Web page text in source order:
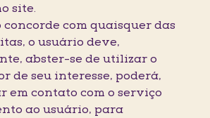
site.
concorde com quaisquer das
o usuário deve,
abster-se de utilizar o
de seu interesse, poderá,
em contato com o serviço
ao usuário, para